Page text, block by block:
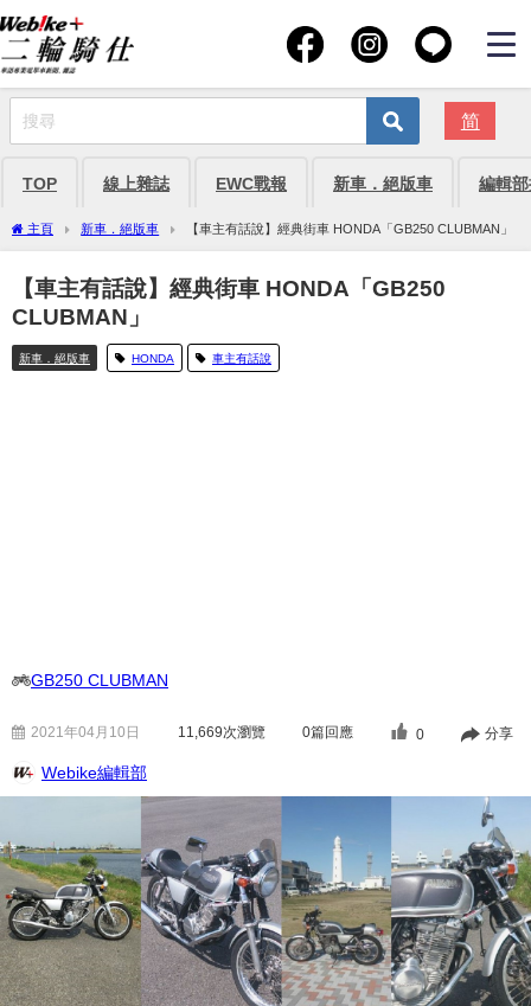
简
TOP 線上雜誌 EWC戰報 新車．絕版車 編輯
主頁 新車．絕版車 【車主有話說】經典街車 HONDA「GB250 CLUBMAN」
【車主有話說】經典街車 HONDA「GB250
CLUBMAN」
新車．絕版車 HONDA 車主有話說
GB250 CLUBMAN
2021年04月10日 11,669次瀏覽 0篇回應 0 分享
Webike編輯部